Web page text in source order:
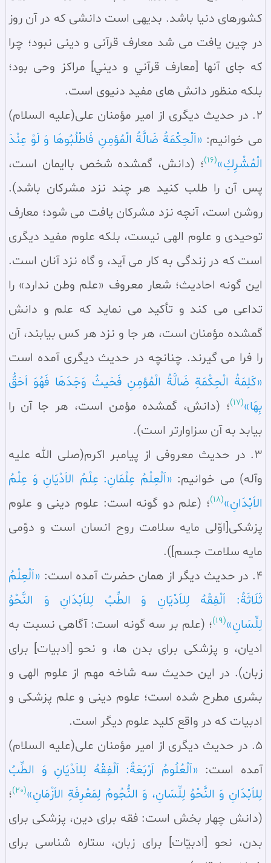
كشورهاى دنيا باشد. بديهى است دانشى كه در آن روز
در چين يافت مى شد معارف قرآنى و دينى نبود؛ چرا
كه جاى آنها [معارف قرآني و ديني] مراكز وحى بود؛
بلكه منظور دانش هاى مفيد دنيوى است.
2. در حديث ديگرى از امير مؤمنان على(عليه السلام)
مى خوانيم: «اَلْحِكْمَةُ ضَالَّةُ الْمُؤمِنِ فَاطْلُبُوهَا وَ لَوْ عِنْدَ
الْمُشْرِكِ»(16)
؛ (دانش، گمشده شخص باايمان است،
پس آن را طلب كنيد هر چند نزد مشركان باشد).
روشن است، آنچه نزد مشركان يافت مى شود؛ معارف
توحيدى و علوم الهى نيست، بلكه علوم مفيد ديگرى
است كه در زندگى به كار مى آيد، و گاه نزد آنان است.
اين گونه احاديث؛ شعار معروف «علم وطن ندارد» را
تداعى مى كند و تأكيد مى نمايد كه علم و دانش
گمشده مؤمنان است، هر جا و نزد هر كس بيابند، آن
را فرا مى گيرند. چنانچه در حديث ديگرى آمده است
«كَلِمَةُ الْحِكْمَةِ ضَالَّةُ الْمُؤمِنِ فَحَيثُ وَجَدَهَا فَهُوَ اَحَقُّ
بِهَا»(17)
؛ (دانش، گمشده مؤمن است، هر جا آن را
بيابد به آن سزاوارتر است).
3. در حديث معروفى از پيامبر اكرم(صلى الله عليه
وآله) مى خوانيم: «اَلْعِلْمُ عِلْمَانِ: عِلْمُ الاَدْيَانِ وَ عِلْمُ
الاَبْدَانِ»(18)
؛ (علم دو گونه است: علوم دينى و علوم
پزشكى[اوّلى مايه سلامت روح انسان است و دوّمى
مايه سلامت جسم]).
4. در حديث ديگر از همان حضرت آمده است:
«اَلْعِلْمُ
ثَلَاثَةٌ: اَلْفِقْهُ لِلاَدْيَانِ وَ الطِّبُ لِلاَبْدَانِ وَ النَّحْوُ
لِلِّسَانِ»(19)
؛ (علم بر سه گونه است: آگاهى نسبت به
اديان، و پزشكى براى بدن ها، و نحو [ادبيات] براى
زبان). در اين حديث سه شاخه مهم از علوم الهى و
بشرى مطرح شده است؛ علوم دينى و علم پزشكى و
ادبيات كه در واقع كليد علوم ديگر است.
5. در حديث ديگرى از امير مؤمنان على(عليه السلام)
آمده است: «اَلْعُلُومُ اَرْبَعَةٌ: اَلْفِقْهُ لِلاَدْيَانِ وَ الطِّبُ
لِلاَبْدَانِ وَ النَّحْوُ لِلِّسَانِ، وَ النُّجُومُ لِمَعْرِفَةِ الاَزْمَانِ»(20)
؛
(دانش چهار بخش است: فقه براى دين، پزشكى براى
بدن، نحو [ادبيّات] براى زبان، ستاره شناسى براى